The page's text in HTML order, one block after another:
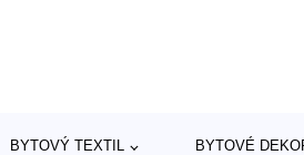
BYTOVÝ TEXTIL BYTOVÉ